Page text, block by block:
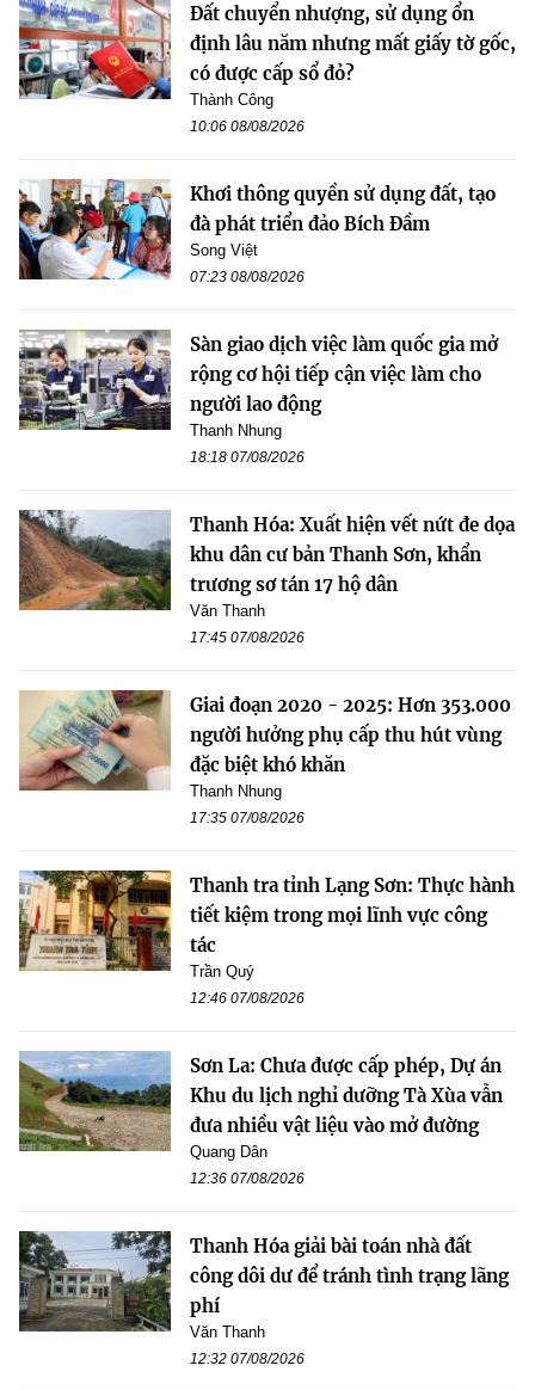
Đất chuyển nhượng, sử dụng ổn
định lâu năm nhưng mất giấy tờ gốc,
có được cấp sổ đỏ?
Thành Công
10:06 08/08/2026
Khơi thông quyền sử dụng đất, tạo
đà phát triển đảo Bích Đầm
Song Việt
07:23 08/08/2026
Sàn giao dịch việc làm quốc gia mở
rộng cơ hội tiếp cận việc làm cho
người lao động
Thanh Nhung
18:18 07/08/2026
Thanh Hóa: Xuất hiện vết nứt đe dọa
khu dân cư bản Thanh Sơn, khẩn
trương sơ tán 17 hộ dân
Văn Thanh
17:45 07/08/2026
Giai đoạn 2020 - 2025: Hơn 353.000
người hưởng phụ cấp thu hút vùng
đặc biệt khó khăn
Thanh Nhung
17:35 07/08/2026
Thanh tra tỉnh Lạng Sơn: Thực hành
tiết kiệm trong mọi lĩnh vực công
tác
Trần Quý
12:46 07/08/2026
Sơn La: Chưa được cấp phép, Dự án
Khu du lịch nghỉ dưỡng Tà Xùa vẫn
đưa nhiều vật liệu vào mở đường
Quang Dân
12:36 07/08/2026
Thanh Hóa giải bài toán nhà đất
công dôi dư để tránh tình trạng lãng
phí
Văn Thanh
12:32 07/08/2026